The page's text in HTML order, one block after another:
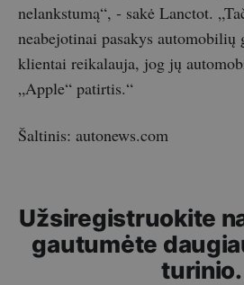
nelankstumą“, - sakė Lanctot.
neabejotinai pasakys automobilių
klientai reikalauja, jog jų
„Apple“ patirtis.“
Šaltinis: autonews.com
Užsiregistruokite
gautumėte
turinio.